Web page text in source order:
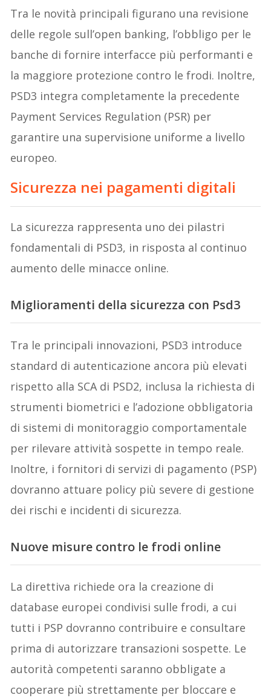
Tra le novità principali figurano una revisione
delle regole sull’open banking, l’obbligo per le
banche di fornire interfacce più performanti e
la maggiore protezione contro le frodi. Inoltre,
PSD3 integra completamente la precedente
Payment Services Regulation (PSR) per
garantire una supervisione uniforme a livello
europeo.
Sicurezza nei pagamenti digitali
La sicurezza rappresenta uno dei pilastri
fondamentali di PSD3, in risposta al continuo
aumento delle minacce online.
Miglioramenti della sicurezza con Psd3
Tra le principali innovazioni, PSD3 introduce
standard di autenticazione ancora più elevati
rispetto alla SCA di PSD2, inclusa la richiesta di
strumenti biometrici e l’adozione obbligatoria
di sistemi di monitoraggio comportamentale
per rilevare attività sospette in tempo reale.
Inoltre, i fornitori di servizi di pagamento (PSP)
dovranno attuare policy più severe di gestione
dei rischi e incidenti di sicurezza.
Nuove misure contro le frodi online
La direttiva richiede ora la creazione di
database europei condivisi sulle frodi, a cui
tutti i PSP dovranno contribuire e consultare
prima di autorizzare transazioni sospette. Le
autorità competenti saranno obbligate a
cooperare più strettamente per bloccare e